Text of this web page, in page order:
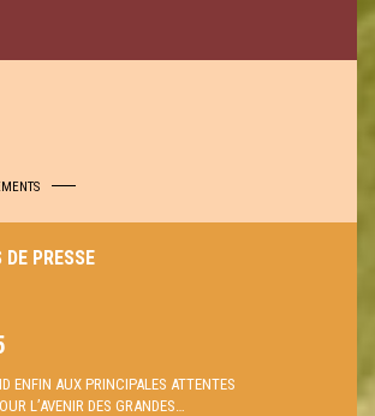
PRESSE
ENFIN AUX PRINCIPALES ATTENTES
L’AVENIR DES GRANDES…